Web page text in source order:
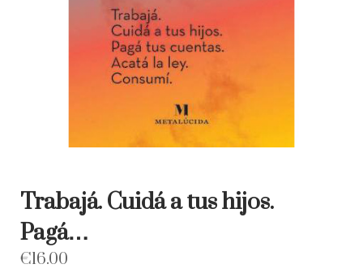
Trabajá. Cuidá a tus hijos.
Pagá…
€16.00